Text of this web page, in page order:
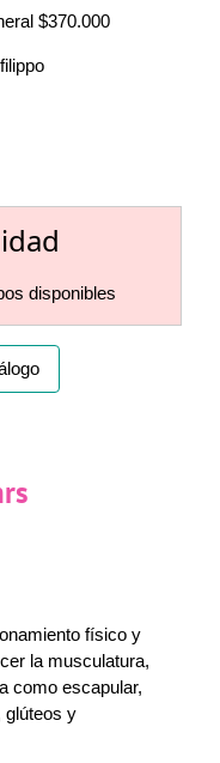
$370.000
disponibles
físico y
la musculatura,
como escapular,
glúteos y